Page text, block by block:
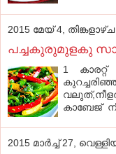
2015 മേയ് 4, തിങ്കളാഴ്‌ച
പച്ചകുരുമുളകു
1
കാബേജ്
2015 മാർച്ച് 27,